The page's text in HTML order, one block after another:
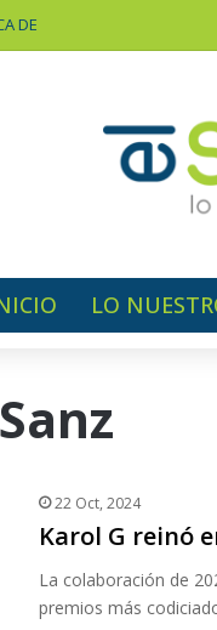
DE
LO
22 Oct, 2024
Karol G reinó
La colaboración de
premios más